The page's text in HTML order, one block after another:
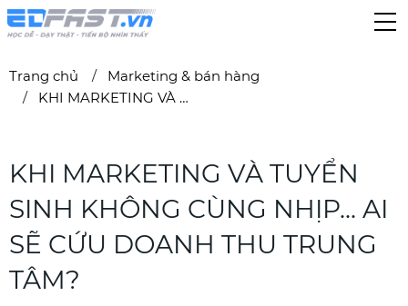
Trang chủ
Marketing & bán hàng
KHI MARKETING VÀ TUYỂN SINH KHÔNG CÙNG NHỊP... AI SẼ CỨU DOANH THU TRUNG TÂM?
KHI MARKETING VÀ TUYỂN
SINH KHÔNG CÙNG NHỊP... AI
SẼ CỨU DOANH THU TRUNG
TÂM?